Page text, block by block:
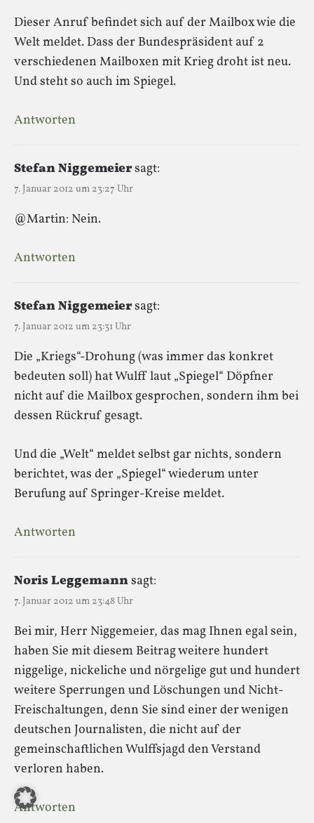
Dieser Anruf befindet sich auf der Mailbox wie die
Welt meldet. Dass der Bundespräsident auf 2
verschiedenen Mailboxen mit Krieg droht ist neu.
Und steht so auch im Spiegel.
Antworten
Stefan Niggemeiersagt:
7. Januar 2012 um 23:27 Uhr
@Martin: Nein.
Antworten
Stefan Niggemeiersagt:
7. Januar 2012 um 23:31 Uhr
Die „Kriegs“-Drohung (was immer das konkret
bedeuten soll) hat Wulff laut „Spiegel“ Döpfner
nicht auf die Mailbox gesprochen, sondern ihm bei
dessen Rückruf gesagt.
Und die „Welt“ meldet selbst gar nichts, sondern
berichtet, was der „Spiegel“ wiederum unter
Berufung auf Springer-Kreise meldet.
Antworten
Noris Leggemannsagt:
7. Januar 2012 um 23:48 Uhr
Bei mir, Herr Niggemeier, das mag Ihnen egal sein,
haben Sie mit diesem Beitrag weitere hundert
niggelige, nickeliche und nörgelige gut und hundert
weitere Sperrungen und Löschungen und Nicht-
Freischaltungen, denn Sie sind einer der wenigen
deutschen Journalisten, die nicht auf der
gemeinschaftlichen Wulffsjagd den Verstand
verloren haben.
Antworten